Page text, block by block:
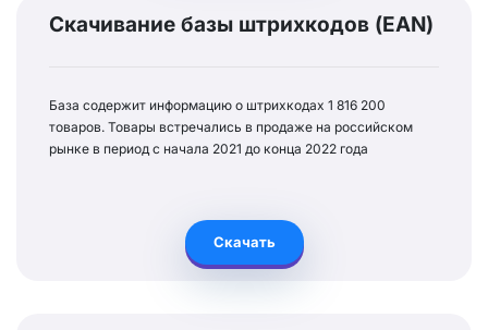
Скачивание базы штрихкодов (EAN)
База содержит информацию о штрихкодах 1 816 200
товаров. Товары встречались в продаже на российском
рынке в период с начала 2021 до конца 2022 года
Скачать